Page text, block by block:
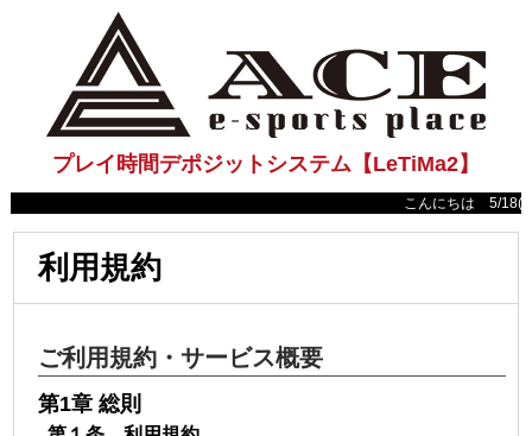
プレイ時間デポジットシステム【LeTiMa2】
こんにちは 5/18(
利用規約
ご利用規約・サービス概要
第1章 総則